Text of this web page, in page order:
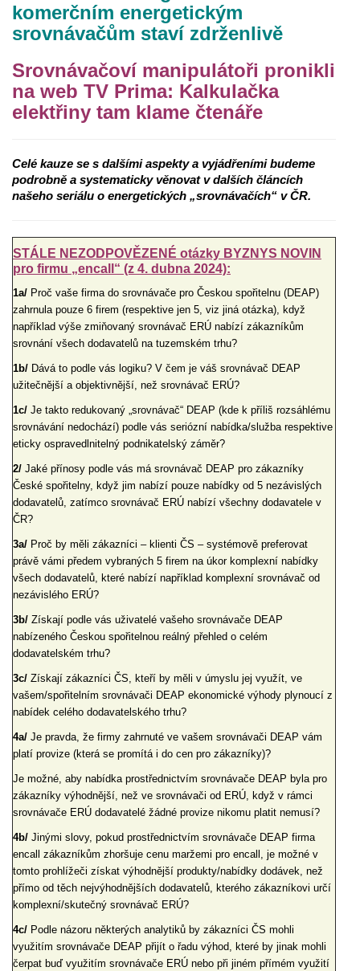
komerčním energetickým
srovnávačům staví zdrženlivě
Srovnávačoví manipulátoři pronikli
na web TV Prima: Kalkulačka
elektřiny tam klame čtenáře
Celé kauze se s dalšími aspekty a vyjádřeními budeme
podrobně a systematicky věnovat v dalších článcích
našeho seriálu o energetických „srovnávačích“ v ČR.
STÁLE NEZODPOVĚZENÉ otázky BYZNYS NOVIN
pro firmu „encall“ (z 4. dubna 2024):
1a/ Proč vaše firma do srovnávače pro Českou spořitelnu (DEAP)
zahrnula pouze 6 firem (respektive jen 5, viz jiná otázka), když
například výše zmiňovaný srovnávač ERÚ nabízí zákazníkům
srovnání všech dodavatelů na tuzemském trhu?
1b/ Dává to podle vás logiku? V čem je váš srovnávač DEAP
užitečnější a objektivnější, než srovnávač ERÚ?
1c/ Je takto redukovaný „srovnávač“ DEAP (kde k příliš rozsáhlému
srovnávání nedochází) podle vás seriózní nabídka/služba respektive
eticky ospravedlnitelný podnikatelský záměr?
2/ Jaké přínosy podle vás má srovnávač DEAP pro zákazníky
České spořitelny, když jim nabízí pouze nabídky od 5 nezávislých
dodavatelů, zatímco srovnávač ERÚ nabízí všechny dodavatele v
ČR?
3a/ Proč by měli zákazníci – klienti ČS – systémově preferovat
právě vámi předem vybraných 5 firem na úkor komplexní nabídky
všech dodavatelů, které nabízí například komplexní srovnávač od
nezávislého ERÚ?
3b/ Získají podle vás uživatelé vašeho srovnávače DEAP
nabízeného Českou spořitelnou reálný přehled o celém
dodavatelském trhu?
3c/ Získají zákazníci ČS, kteří by měli v úmyslu jej využít, ve
vašem/spořitelním srovnávači DEAP ekonomické výhody plynoucí z
nabídek celého dodavatelského trhu?
4a/ Je pravda, že firmy zahrnuté ve vašem srovnávači DEAP vám
platí provize (která se promítá i do cen pro zákazníky)?
Je možné, aby nabídka prostřednictvím srovnávače DEAP byla pro
zákazníky výhodnější, než ve srovnávači od ERÚ, když v rámci
srovnávače ERÚ dodavatelé žádné provize nikomu platit nemusí?
4b/ Jinými slovy, pokud prostřednictvím srovnávače DEAP firma
encall zákazníkům zhoršuje cenu maržemi pro encall, je možné v
tomto prohlížeči získat výhodnější produkty/nabídky dodávek, než
přímo od těch nejvýhodnějších dodavatelů, kterého zákazníkovi určí
komplexní/skutečný srovnávač ERÚ?
4c/ Podle názoru některých analytiků by zákazníci ČS mohli
využitím srovnávače DEAP přijít o řadu výhod, které by jinak mohli
čerpat buď využitím srovnávače ERÚ nebo při jiném přímém využití